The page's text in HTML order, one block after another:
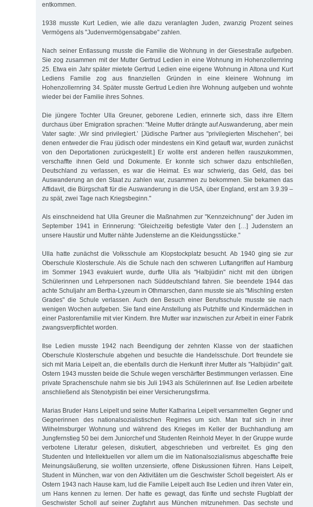
entkommen.
1938 musste Kurt Ledien, wie alle dazu veranlagten Juden, zwanzig Prozent seines
Vermögens als "Judenvermögensabgabe" zahlen.
Nach seiner Entlassung musste die Familie die Wohnung in der Giesestraße aufgeben.
Sie zog zusammen mit der Mutter Gertrud Ledien in eine Wohnung im Hohenzollernring
25. Etwa ein Jahr später mietete Gertrud Ledien eine eigene Wohnung in Altona und Kurt
Lediens Familie zog aus finanziellen Gründen in eine kleinere Wohnung im
Hohenzollernring 34. Später musste Gertrud Ledien ihre Wohnung aufgeben und wohnte
wieder bei der Familie ihres Sohnes.
Die jüngere Tochter Ulla Greuner, geborene Ledien, erinnerte sich, dass ihre Eltern
durchaus über Emigration sprachen: "Meine Mutter drängte auf Auswanderung, aber mein
Vater sagte: ‚Wir sind privilegiert.’ [Jüdische Partner aus "privilegierten Mischehen", bei
denen entweder die Frau jüdisch oder mindestens ein Kind getauft war, wurden zunächst
von den Deportationen zurückgestellt.] Er wollte erst anderen helfen rauszukommen,
verschaffte ihnen Geld und Dokumente. Er konnte sich schwer dazu entschließen,
Deutschland zu verlassen, es war die Heimat. Es war schwierig, das Geld, das bei
Auswanderung an den Staat zu zahlen war, zusammen zu bekommen. Sie bekamen das
Affidavit, die Bürgschaft für die Auswanderung in die USA, über England, erst am 3.9.39 –
zu spät, zwei Tage nach Kriegsbeginn."
Als einschneidend hat Ulla Greuner die Maßnahmen zur "Kennzeichnung" der Juden im
September 1941 in Erinnerung: "Gleichzeitig befestigte Vater den […] Judenstern an
unsere Haustür und Mutter nähte Judensterne an die Kleidungsstücke."
Ulla hatte zunächst die Volksschule am Klopstockplatz besucht. Ab 1940 ging sie zur
Oberschule Klosterschule. Als die Schule nach den schweren Luftangriffen auf Hamburg
im Sommer 1943 evakuiert wurde, durfte Ulla als "Halbjüdin" nicht mit den übrigen
Schülerinnen und Lehrpersonen nach Süddeutschland fahren. Sie beendete 1944 das
achte Schuljahr am Bertha-Lyzeum in Othmarschen, dann musste sie als "Mischling ersten
Grades" die Schule verlassen. Auch den Besuch einer Berufsschule musste sie nach
wenigen Wochen aufgeben. Sie fand eine Anstellung als Putzhilfe und Kindermädchen in
einer Pastorenfamilie mit vier Kindern. Ihre Mutter war inzwischen zur Arbeit in einer Fabrik
zwangsverpflichtet worden.
Ilse Ledien musste 1942 nach Beendigung der zehnten Klasse von der staatlichen
Oberschule Klosterschule abgehen und besuchte die Handelsschule. Dort freundete sie
sich mit Maria Leipelt an, die ebenfalls durch die Herkunft ihrer Mutter als "Halbjüdin" galt.
Ostern 1943 mussten beide die Schule wegen verschärfter Bestimmungen verlassen. Eine
private Sprachenschule nahm sie bis Juli 1943 als Schülerinnen auf. Ilse Ledien arbeitete
anschließend als Stenotypistin bei einer Versicherungsfirma.
Marias Bruder Hans Leipelt und seine Mutter Katharina Leipelt versammelten Gegner und
Gegnerinnen des nationalsozialistischen Regimes um sich. Man traf sich in ihrer
Wilhelmsburger Wohnung und während des Krieges im Keller der Buchhandlung am
Jungfernstieg 50 bei dem Juniorchef und Studenten Reinhold Meyer. In der Gruppe wurde
verbotene Literatur gelesen, diskutiert, abgeschrieben und verbreitet. Es ging den
Studenten und Intellektuellen vor allem um die im Nationalsozialismus abgeschaffte freie
Meinungsäußerung, sie wollten unzensierte, offene Diskussionen führen. Hans Leipelt,
Student in München, war von den Aktivitäten um die Geschwister Scholl begeistert. Als er
Ostern 1943 nach Hause kam, lud die Familie Leipelt auch Ilse Ledien und ihren Vater ein,
um Hans kennen zu lernen. Der hatte es gewagt, das fünfte und sechste Flugblatt der
Geschwister Scholl auf seiner Zugfahrt aus München mitzunehmen. Das sechste und